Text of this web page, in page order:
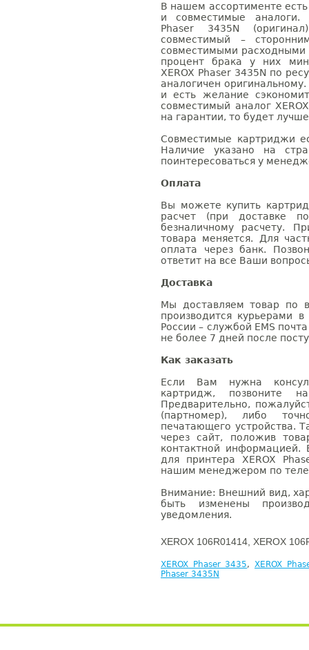
В нашем ассортименте
и совместимые аналоги.
Phaser 3435N
совместимый –
совместимыми расходными
процент брака у них
XEROX Phaser 3435N по
аналогичен
и есть желание
совместимый аналог
на гарантии, то будет
Совместимые картриджи
Наличие указано на
поинтересоваться у
Оплата
Вы можете купить
расчет (при доставке
безналичному расчету.
товара меняется. Для
оплата через банк.
ответит на все Ваши
Доставка
Мы доставляем товар по
производится курьерами
России – службой EMS
не более 7 дней после
Как заказать
Если Вам нужна
картридж, позвоните
Предварительно,
(партномер), либо
печатающего устройства.
через сайт, положив
контактной информацией.
для принтера XEROX
нашим менеджером по
Внимание: Внешний вид,
быть изменены
уведомления.
XEROX 106R01414, XEROX
XEROX Phaser 3435,XEROX
Phaser 3435N